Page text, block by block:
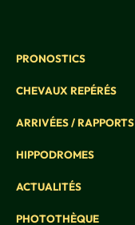
PRONOSTICS
CHEVAUX REPÉRÉS
ARRIVÉES / RAPPORTS
HIPPODROMES
ACTUALITÉS
PHOTOTHÈQUE